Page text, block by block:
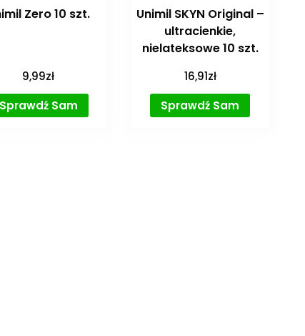
Zero 10 szt.
9,99zł
Sprawdź Sam
Unimil SKYN Original –
ultracienkie,
nielateksowe 10 szt.
16,91zł
Sprawdź Sam